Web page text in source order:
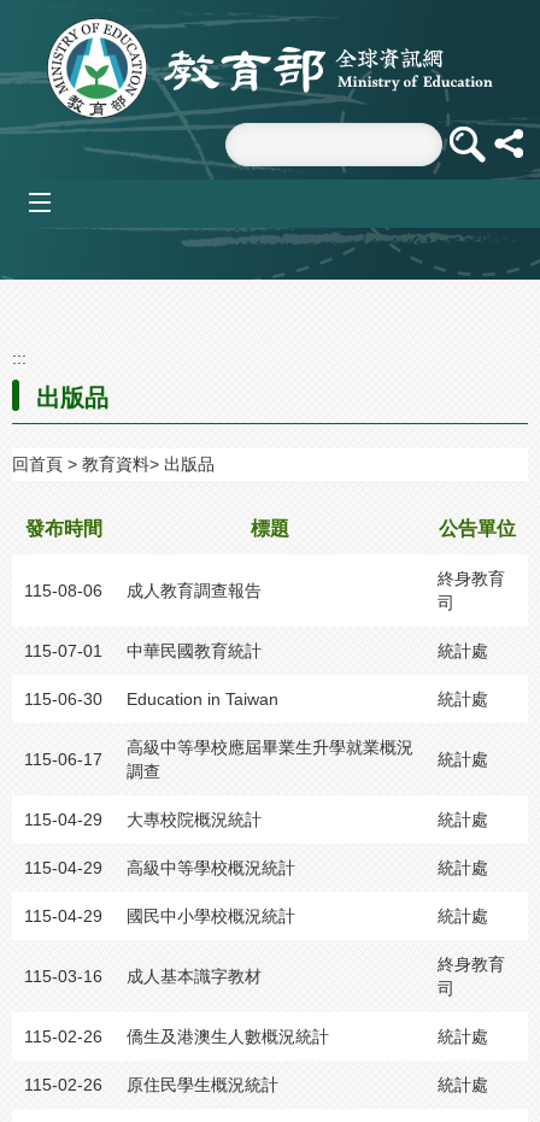
跳到主要內容區塊
:::
出版品
回首頁 教育資料 出版品
發布時間 標題 公告單位
115-08-06 成人教育調查報告
終身教育
司
115-07-01 中華民國教育統計 統計處
115-06-30 Education in Taiwan 統計處
115-06-17
高級中等學校應屆畢業生升學就業概況
調查
統計處
115-04-29 大專校院概況統計 統計處
115-04-29 高級中等學校概況統計 統計處
115-04-29 國民中小學校概況統計 統計處
115-03-16 成人基本識字教材
終身教育
司
115-02-26 僑生及港澳生人數概況統計 統計處
115-02-26 原住民學生概況統計 統計處